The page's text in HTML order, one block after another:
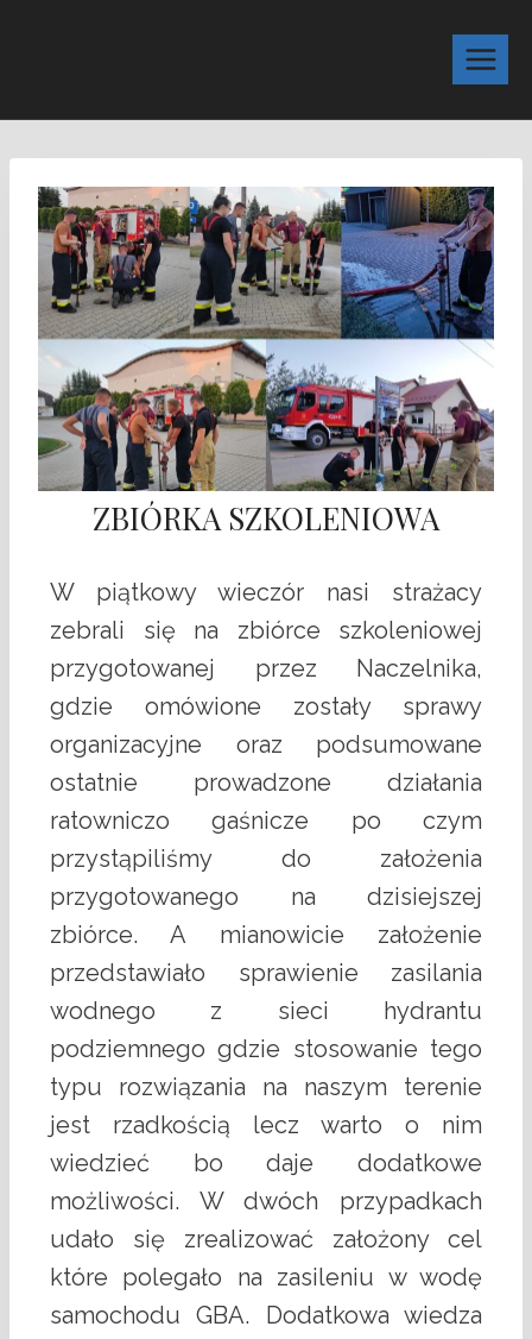
ZBIÓRKA SZKOLENIOWA
W piątkowy wieczór nasi strażacy
zebrali się na zbiórce szkoleniowej
przygotowanej przez Naczelnika,
gdzie omówione zostały sprawy
organizacyjne oraz podsumowane
ostatnie prowadzone działania
ratowniczo gaśnicze po czym
przystąpiliśmy do założenia
przygotowanego na dzisiejszej
zbiórce. A mianowicie założenie
przedstawiało sprawienie zasilania
wodnego z sieci hydrantu
podziemnego gdzie stosowanie tego
typu rozwiązania na naszym terenie
jest rzadkością lecz warto o nim
wiedzieć bo daje dodatkowe
możliwości. W dwóch przypadkach
udało się zrealizować założony cel
które polegało na zasileniu w wodę
samochodu GBA. Dodatkowa wiedza